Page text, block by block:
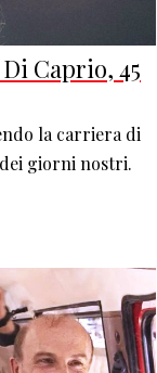
Caprio, 45
la carriera di
giorni nostri.